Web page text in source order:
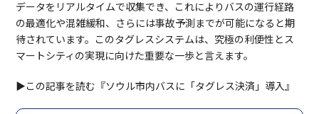
データをリアルタイムで収集でき、これによりバスの運行経路
の最適化や混雑緩和、さらには事故予測までが可能になると期
待されています。このタグレスシステムは、究極の利便性とス
マートシティの実現に向けた重要な一歩と言えます。
▶︎この記事を読む『ソウル市内バスに「タグレス決済」導入』